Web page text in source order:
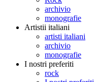
archivio
monografie
Artistii italiani
artisti italiani
archivio
monografie
I nostri preferiti
rock